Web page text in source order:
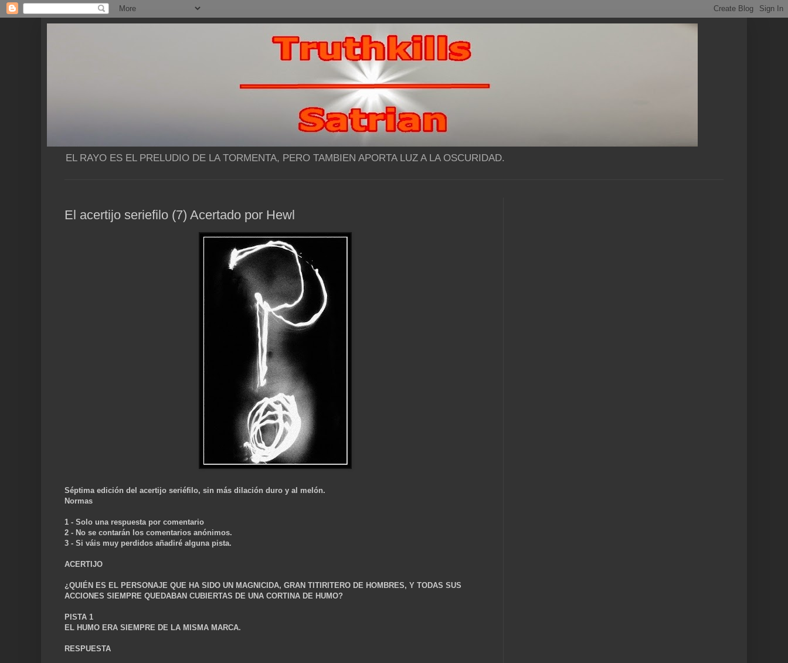
EL RAYO ES EL PRELUDIO DE LA TORMENTA, PERO TAMBIEN APORTA LUZ A LA OSCURIDAD.
El acertijo seriefilo (7) Acertado por Hewl
Séptima edición del acertijo seriéfilo, sin más dilación duro y al melón.
Normas
1 - Solo una respuesta por comentario
2 - No se contarán los comentarios anónimos.
3 - Si váis muy perdidos añadiré alguna pista.
ACERTIJO
¿QUIÉN ES EL PERSONAJE QUE HA SIDO UN MAGNICIDA, GRAN TITIRITERO DE HOMBRES, Y TODAS SUS
ACCIONES SIEMPRE QUEDABAN CUBIERTAS DE UNA CORTINA DE HUMO?
PISTA 1
EL HUMO ERA SIEMPRE DE LA MISMA MARCA.
RESPUESTA